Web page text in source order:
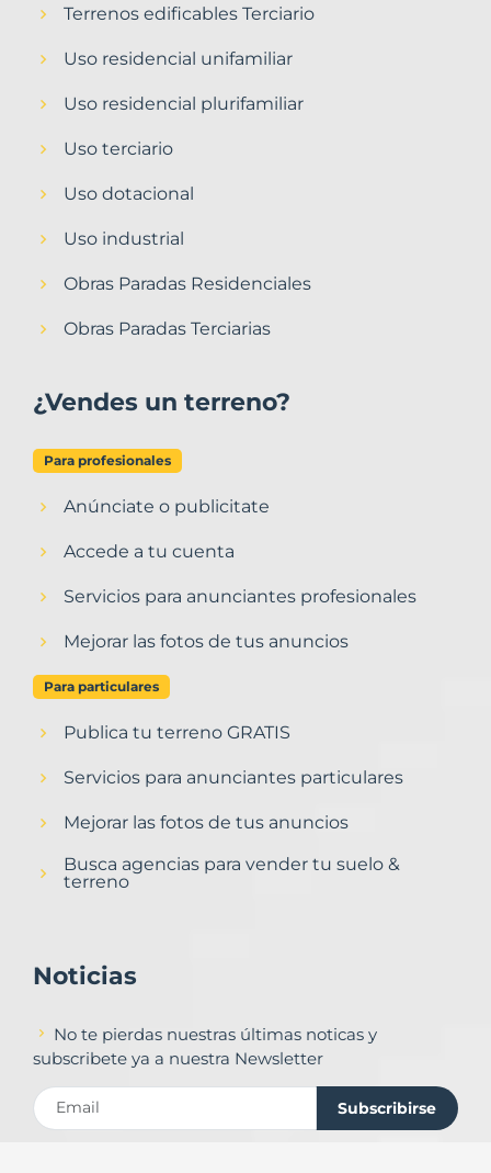
Terrenos edificables Terciario
Uso residencial unifamiliar
Uso residencial plurifamiliar
Uso terciario
Uso dotacional
Uso industrial
Obras Paradas Residenciales
Obras Paradas Terciarias
¿Vendes un terreno?
Para profesionales
Anúnciate o publicitate
Accede a tu cuenta
Servicios para anunciantes profesionales
Mejorar las fotos de tus anuncios
Para particulares
Publica tu terreno GRATIS
Servicios para anunciantes particulares
Mejorar las fotos de tus anuncios
Busca agencias para vender tu suelo &
terreno
Noticias
No te pierdas nuestras últimas noticas y
subscribete ya a nuestra Newsletter
Subscribirse